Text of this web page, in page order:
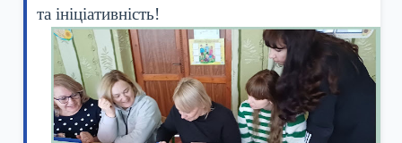
та ініціативність!